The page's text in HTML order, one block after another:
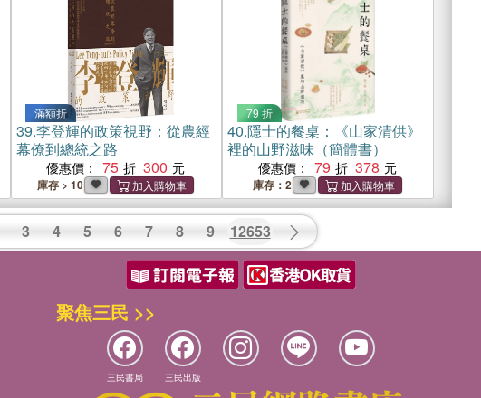
滿額折
39.李登輝的政策視野：從農經
幕僚到總統之路
優惠價： 75 300
庫存 > 10
79 折
40.隱士的餐桌：《山家清供》
裡的山野滋味（簡體書）
優惠價： 79 378
庫存：2
3 4 5 6 7 8 9 12653
聚焦三民 >>
三民書局 三民出版